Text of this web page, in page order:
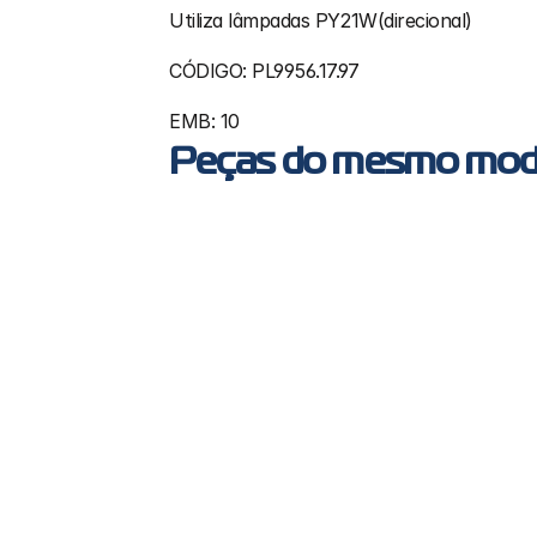
Utiliza lâmpadas PY21W(direcional)
CÓDIGO: PL9956.17.97
EMB: 10
Peças do mesmo